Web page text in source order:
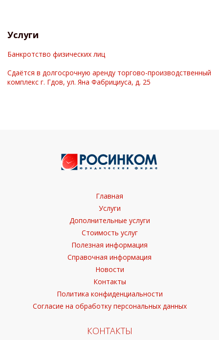
Услуги
Банкротство физических лиц
Cдаётся в долгосрочную аренду торгово-производственный
комплекс г. Гдов, ул. Яна Фабрициуса, д. 25
Главная
Услуги
Дополнительные услуги
Стоимость услуг
Полезная информация
Справочная информация
Новости
Контакты
Политика конфиденциальности
Согласие на обработку персональных данных
КОНТАКТЫ